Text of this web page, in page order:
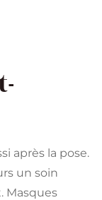
après la pose.
un soin
Masques